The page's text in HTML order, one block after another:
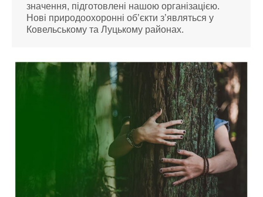
значення, підготовлені нашою організацією.
Нові природоохоронні об’єкти з’являться у
Ковельському та Луцькому районах.